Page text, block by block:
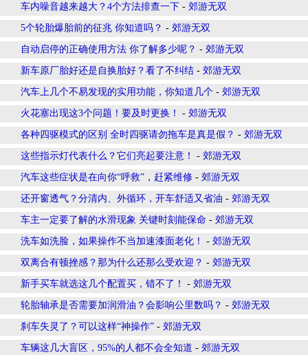
车内噪音越来越大？4个方法排查一下 - 郊游无双
5个轮胎爆胎前的征兆 你知道吗？ - 郊游无双
自动启停的正确使用方法 你了解多少呢？ - 郊游无双
新车原厂胎好还是自换胎好？看了不纠结 - 郊游无双
汽车上几个不易发现的实用功能，你知道几个 - 郊游无双
火花塞出现这3个问题！要及时更换！ - 郊游无双
各种四驱模式的区别 全时四驱请勿拖车是真是假？ - 郊游无双
这些指示灯代表什么？它们亮起要注意！ - 郊游无双
汽车这些症状是在向你“呼救”，赶紧维修 - 郊游无双
还开窗透气？分清内、外循环，开车舒适又省油 - 郊游无双
车主一定要了解的水滑现象 关键时刻能保命 - 郊游无双
洗车如洗脸，如果操作不当加速漆面老化！ - 郊游无双
双离合有顿挫感？那为什么还那么受欢迎？ - 郊游无双
新手买车就选这几个配置买，错不了！ - 郊游无双
轮胎轴承是否需要加润滑油？会影响公里数吗？ - 郊游无双
刹车失灵了？可以这样“神操作” - 郊游无双
车辆这几大盲区，95%的人都不会全知道 - 郊游无双